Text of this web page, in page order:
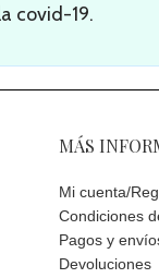
covid-19.
MÁS
Mi cuenta/
Condiciones
Pagos y
Devoluciones